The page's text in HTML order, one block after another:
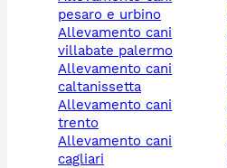
pesaro e urbino
allevamento cani
villabate palermo
allevamento cani
caltanissetta
allevamento cani
trento
allevamento cani
cagliari